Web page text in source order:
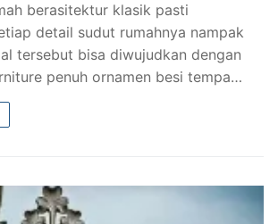
berasitektur klasik pasti
detail sudut rumahnya nampak
tersebut bisa diwujudkan dengan
penuh ornamen besi tempa…